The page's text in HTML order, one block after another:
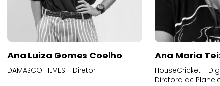
Ana Luiza Gomes Coelho
DAMASCO FILMES - Diretor
Ana Maria
HouseCricket -
Diretora de